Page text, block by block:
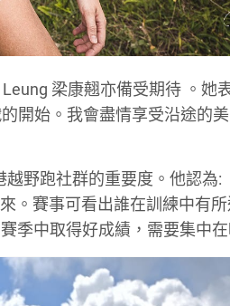
梁康翹亦備受期待 。她
開始。我會盡情享受沿途的
野跑社群的重要度。他認為:
。賽事可看出誰在訓練中有
季中取得好成績，需要集中在